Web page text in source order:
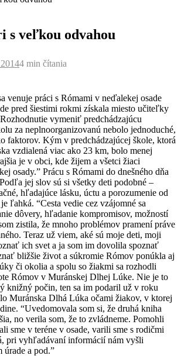
s veľkou odvahou
4 min čítania
venuje práci s Rómami v neďalekej osade
pred šiestimi rokmi získala miesto učiteľky
vymeniť predchádzajúcu
za neplnoorganizovanú nebolo jednoduché,
faktorov. Kým v predchádzajúcej škole, ktorá
vzdialená viac ako 23 km, bolo menej
je v obci, kde žijem a všetci žiaci
osady.” Prácu s Rómami do dnešného dňa
jej slov sú si všetky deti podobné –
hľadajúce lásku, úctu a porozumenie od
ľahká. “Cesta vedie cez vzájomné sa
dôvery, hľadanie kompromisov, možností
zistila, že mnoho problémov pramení práve
Teraz už viem, aké sú moje deti, moji
ich svet a ja som im dovolila spoznať
bližšie život a súkromie Rómov ponúkla aj
či okolia a spolu so žiakmi sa rozhodli
Rómov v Muránskej Dlhej Lúke. Nie je to
knižný počin, ten sa im podaril už v roku
Muránska Dlhá Lúka očami žiakov, v ktorej
“Uvedomovala som si, že druhá kniha
no verila som, že to zvládneme. Pomohli
sme v teréne v osade, varili sme s rodičmi
pri vyhľadávaní informácií nám vyšli
úrade a pod.”